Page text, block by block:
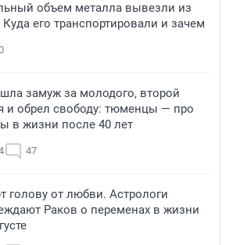
объем металла вывезли из
его транспортировали и зачем
замуж за молодого, второй
и обрел свободу: тюменцы — про
в жизни после 40 лет
47
голову от любви. Астрологи
Раков о переменах в жизни